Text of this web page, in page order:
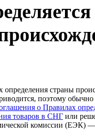
определения страны
поэтому обычно
о Правилах
товаров в СНГ или
комиссии (ЕЭК)